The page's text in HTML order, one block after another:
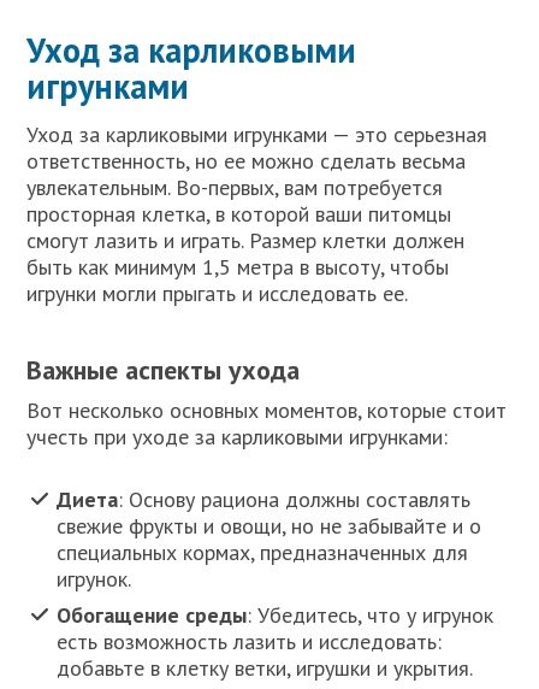
Уход за карликовыми
игрунками
Уход за карликовыми игрунками — это серьезная
ответственность, но ее можно сделать весьма
увлекательным. Во-первых, вам потребуется
просторная клетка, в которой ваши питомцы
смогут лазить и играть. Размер клетки должен
быть как минимум 1,5 метра в высоту, чтобы
игрунки могли прыгать и исследовать ее.
Важные аспекты ухода
Вот несколько основных моментов, которые стоит
учесть при уходе за карликовыми игрунками:
Диета: Основу рациона должны составлять
свежие фрукты и овощи, но не забывайте и о
специальных кормах, предназначенных для
игрунок.
Обогащение среды: Убедитесь, что у игрунок
есть возможность лазить и исследовать:
добавьте в клетку ветки, игрушки и укрытия.